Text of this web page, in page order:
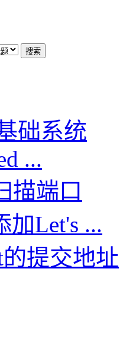
础系统
...
描端口
加Let's ...
提交地址